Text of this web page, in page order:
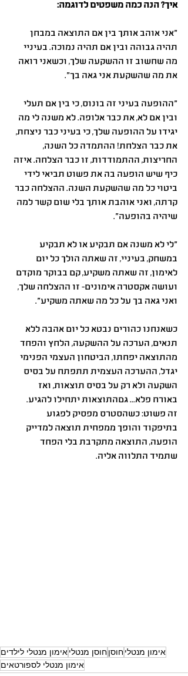
איך? הנה כמה משפטים לדוגמה:
״אני אוהב אותך בין אם התוצאה במבחן
תהיה גבוהה ובין אם תהיה נמוכה. בעיניי
מה שחשוב זו ההשקעה שלך, וכשאני רואה
את מה שהשקעת אני גאה בך״.
״ההופעה בעיני זה בונוס, כי בין אם תעלי
ובין אם לא, את כבר אלופה. לא משנה לי מה
יגידו על ההופעה שלך, כי בעיני כבר ניצחת,
את כבר הצלחת! ההתמדה כל השנה,
החריצות, ההתמודדות, זו כבר הצלחה. איזה
כיף שיש הופעה בה את פשוט תביאי לידי
ביטוי כל מה שהשקעת השנה. ההצלחה כבר
קרתה, ואני אוהבת אותך בלי שום קשר למה
שיהיה בהופעה״.
״לי לא משנה אם תבקיע או לא תבקיע
במשחק, בעיניי, זה שאתה הולך כל יום
לאימון, זה שאתה משקיע, קם בבוקר מוקדם
ועושה אקסטרה אימונים- זו ההצלחה שלך,
ואני גאה בך על כל מה שאתה משקיע״.
כשאנחנו כהורים נבטא כל יום אהבה ללא
תנאים, הערכה על ההשקעה, הלחץ והפחד
מהתוצאה יפחתו, הביטחון העצמי הפנימי
יגדל, ההערכה העצמית תתפתח על בסיס
השקעה ולא רק על בסיס תוצאות, ואז
באורח פלא... גםהתוצאות יתחילו להגיע.
זה פשוט: כשהסטרס מפסיק לפגוע
בתיפקוד והופך ממפחית תוצאה למדייק
הופעה, התוצאה מתקרבת בלי הפחד
שתמיד התלווה אליה.
אימון מנטליחוסןחוסן מנטליאימון מנטלי לילדים
אימון מנטלי לספורטאים